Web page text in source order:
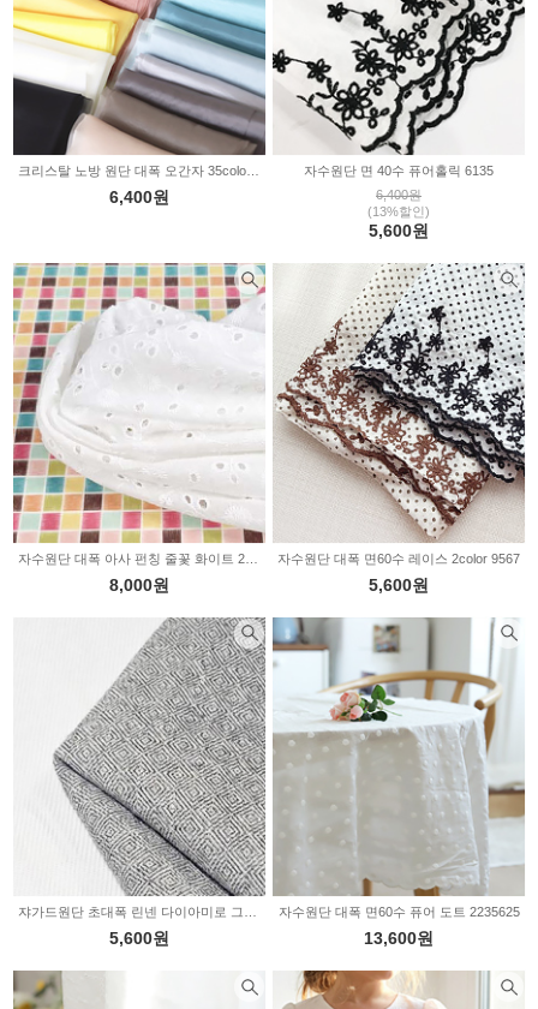
크리스탈 노방 원단 대폭 오간자 35color 2236389
6,400원
자수원단 면 40수 퓨어홀릭 6135
6,400원
(13%할인)
5,600원
8,000원
자수원단 대폭 면60수 레이스 2color 9567
5,600원
5,600원
자수원단 대폭 면60수 퓨어 도트 2235625
13,600원